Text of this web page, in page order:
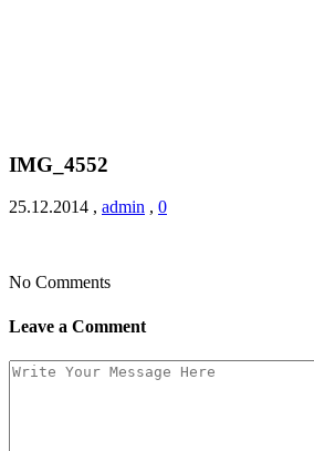
IMG_4552
25.12.2014 , admin , 0
No Comments
Leave a Comment